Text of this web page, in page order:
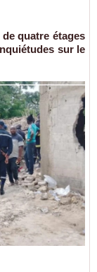
quatre étages
sur le